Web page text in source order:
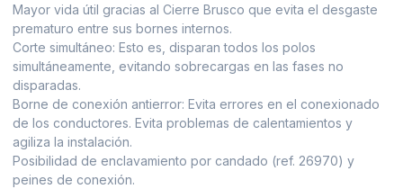
Mayor vida útil gracias al Cierre Brusco que evita el desgaste
prematuro entre sus bornes internos.
Corte simultáneo: Esto es, disparan todos los polos
simultáneamente, evitando sobrecargas en las fases no
disparadas.
Borne de conexión antierror: Evita errores en el conexionado
de los conductores. Evita problemas de calentamientos y
agiliza la instalación.
Posibilidad de enclavamiento por candado (ref. 26970) y
peines de conexión.